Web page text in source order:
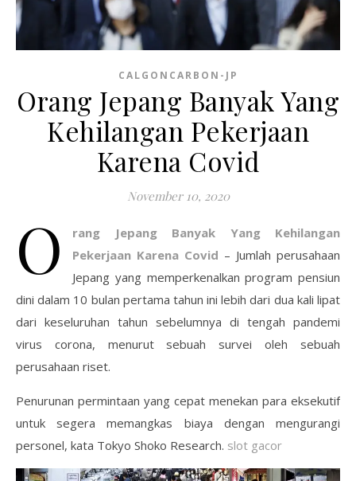
CALGONCARBON-JP
Orang Jepang Banyak Yang
Kehilangan Pekerjaan
Karena Covid
November 10, 2020
O
rang Jepang Banyak Yang Kehilangan
Pekerjaan Karena Covid – Jumlah perusahaan
Jepang yang memperkenalkan program pensiun
dini dalam 10 bulan pertama tahun ini lebih dari dua kali lipat
dari keseluruhan tahun sebelumnya di tengah pandemi
virus corona, menurut sebuah survei oleh sebuah
perusahaan riset.
Penurunan permintaan yang cepat menekan para eksekutif
untuk segera memangkas biaya dengan mengurangi
personel, kata Tokyo Shoko Research. slot gacor